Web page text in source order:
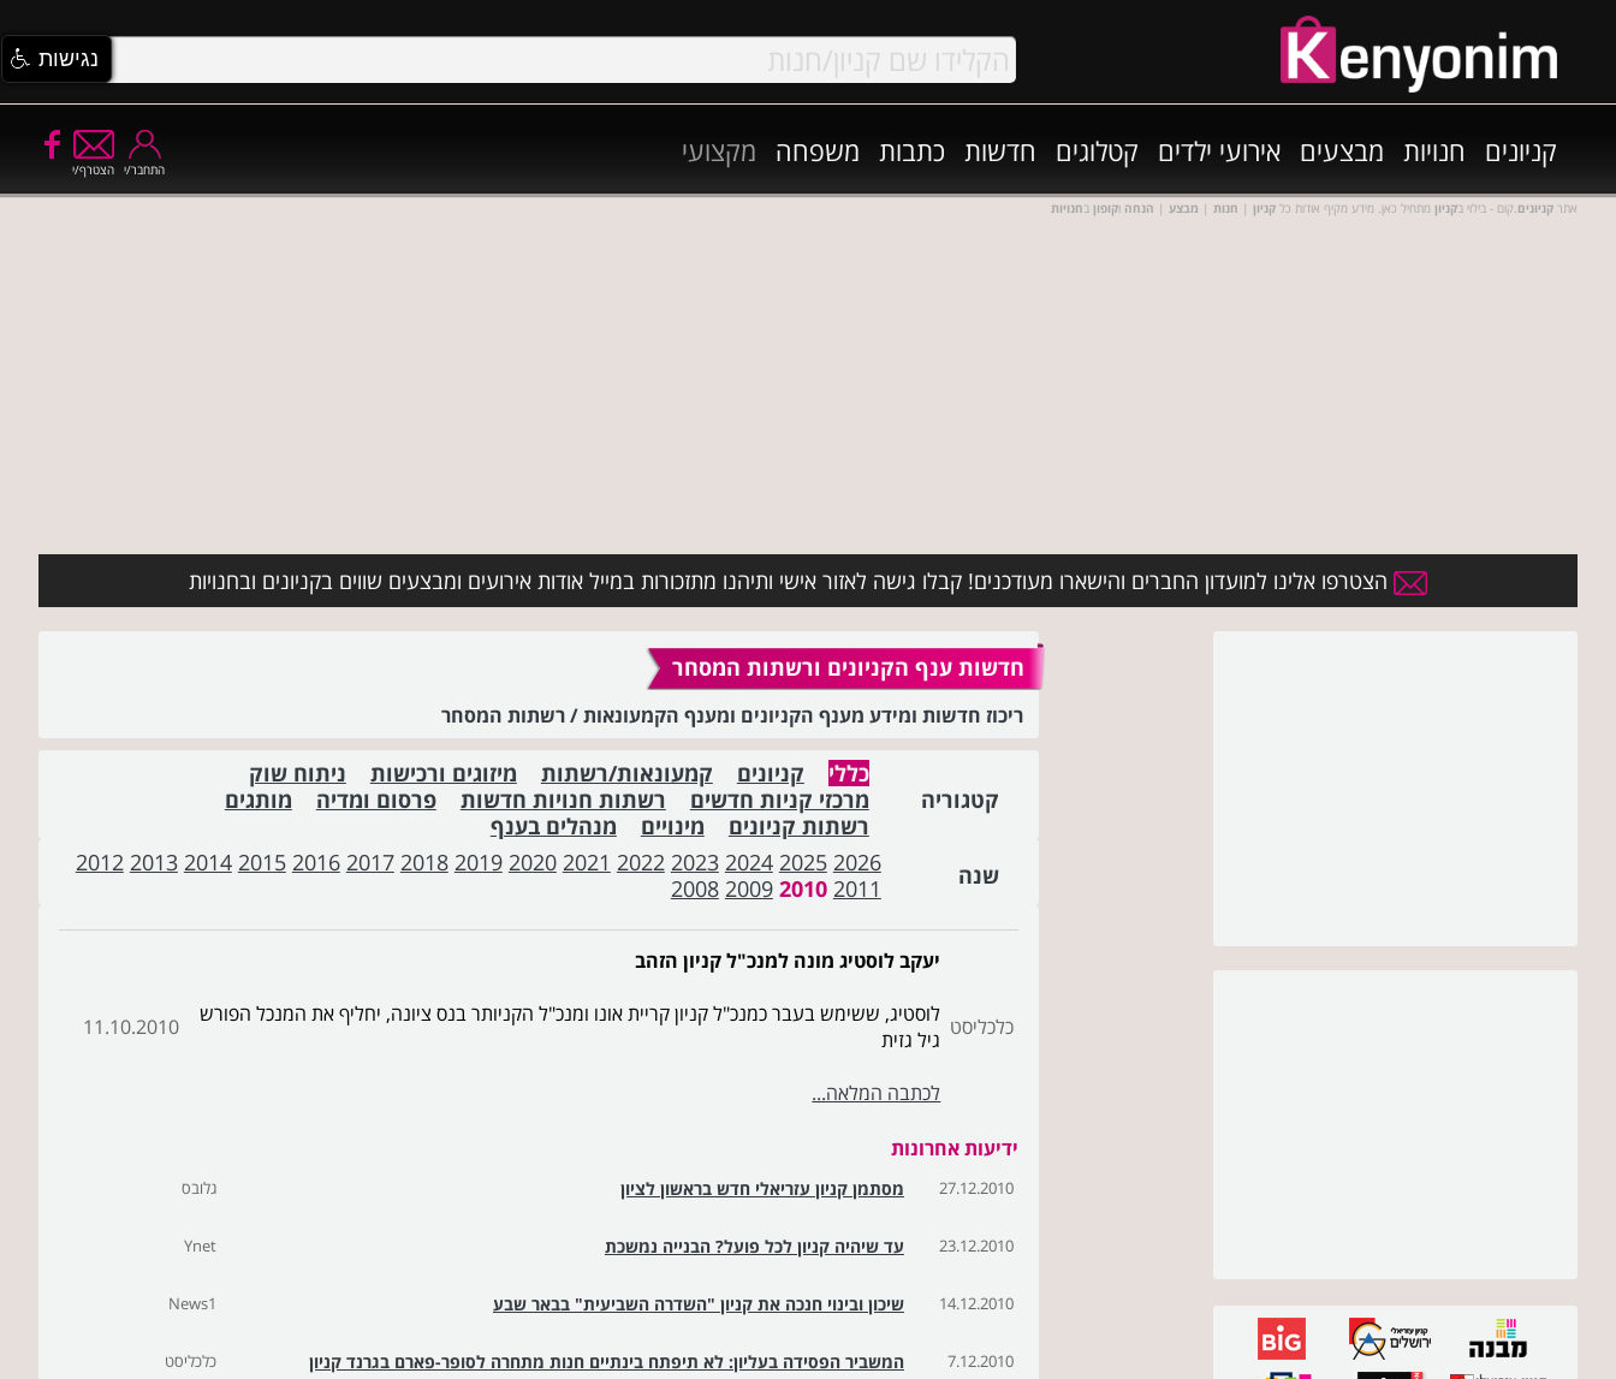
קניונים חנויות מבצעים אירועי ילדים קטלוגים חדשות כתבות משפחה מקצועי
הצטרף/י התחבר/י
אתר קניונים.קום - בילוי בקניון מתחיל כאן. מידע מקיף אודות כל קניון | חנות | מבצע | הנחה וקופון בחנויות
הצטרפו אלינו למועדון החברים והישארו מעודכנים! קבלו גישה לאזור אישי ותיהנו מתזכורות במייל אודות אירועים ומבצעים שווים בקניונים ובחנויות
חדשות ענף הקניונים ורשתות המסחר
ריכוז חדשות ומידע מענף הקניונים ומענף הקמעונאות / רשתות המסחר
קטגוריה
כללי קניונים קמעונאות/רשתות מיזוגים ורכישות
ניתוח שוק
מרכזי קניות חדשים
רשתות חנויות חדשות פרסום ומדיה
מותגים
רשתות קניונים
מינויים
מנהלים בענף
שנה
2026
2025
2024
2023
2022
2021
2020
2019
2018
2017
2016
2015
2014
2013
2012
2011
2010
2009
2008
כלכליסט
יעקב לוסטיג מונה למנכ"ל קניון הזהב
לוסטיג, ששימש בעבר כמנכ"ל קניון קריית אונו ומנכ"ל הקניותר בנס ציונה, יחליף את המנכל הפורש
גיל גזית
לכתבה המלאה...
11.10.2010
ידיעות אחרונות
27.12.2010 מסתמן קניון עזריאלי חדש בראשון לציון גלובס
23.12.2010 עד שיהיה קניון לכל פועל? הבנייה נמשכת Ynet
14.12.2010 שיכון ובינוי חנכה את קניון "השדרה השביעית" בבאר שבע News1
7.12.2010 המשביר הפסידה בעליון: לא תיפתח בינתיים חנות מתחרה לסופר-פארם בגרנד קניון כלכליסט
נגישות